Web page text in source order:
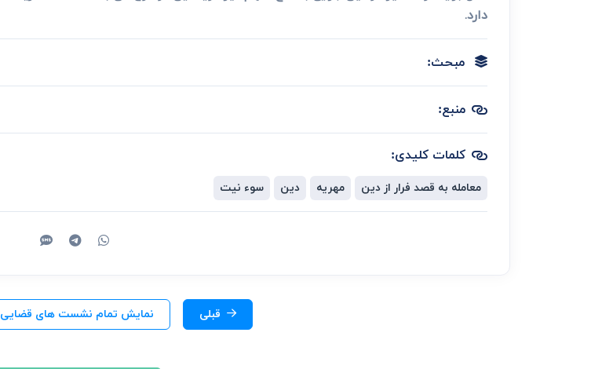
دارد.
مبحث:
منبع:
کلمات کلیدی:
معامله به قصد فرار از دین مهریه دین سوء نیت
نمایش تمام نشست های قضایی قبلی